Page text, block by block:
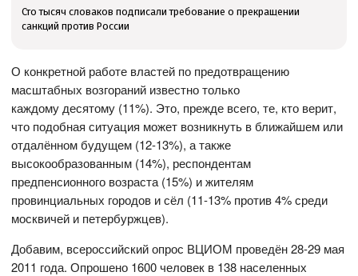
Сто тысяч словаков подписали требование о прекращении
санкций против России
О конкретной работе властей по предотвращению
масштабных возгораний известно только
каждому десятому (11%). Это, прежде всего, те, кто верит,
что подобная ситуация может возникнуть в ближайшем или
отдалённом будущем (12-13%), а также
высокообразованным (14%), респондентам
предпенсионного возраста (15%) и жителям
провинциальных городов и сёл (11-13% против 4% среди
москвичей и петербуржцев).
Добавим, всероссийский опрос ВЦИОМ проведён 28-29 мая
2011 года. Опрошено 1600 человек в 138 населенных